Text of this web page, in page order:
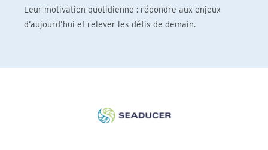
Leur motivation quotidienne : répondre aux enjeux
d’aujourd’hui et relever les défis de demain.